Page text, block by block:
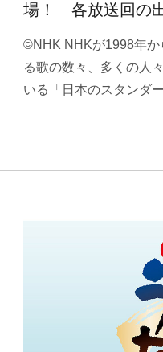
場！ 各放送回の
©NHK NHKが1998年か
る歌の数々、多くの人
いる「日本のスタンダ